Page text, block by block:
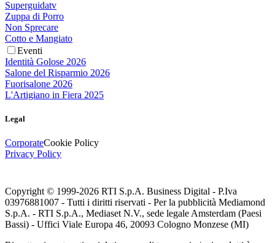
Superguidatv
Zuppa di Porro
Non Sprecare
Cotto e Mangiato
Eventi
Identità Golose 2026
Salone del Risparmio 2026
Fuorisalone 2026
L'Artigiano in Fiera 2025
Legal
CorporateCookie Policy
Privacy Policy
Copyright © 1999-2026 RTI S.p.A. Business Digital - P.Iva
03976881007 - Tutti i diritti riservati - Per la pubblicità Mediamond
S.p.A. - RTI S.p.A., Mediaset N.V., sede legale Amsterdam (Paesi
Bassi) - Uffici Viale Europa 46, 20093 Cologno Monzese (MI)